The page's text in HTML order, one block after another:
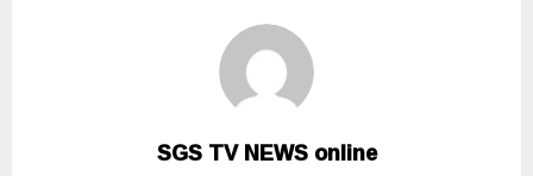
SGS TV NEWS online